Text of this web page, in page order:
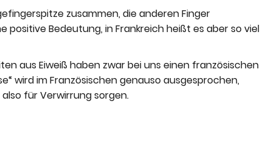
zusammen, die anderen Finger
positive Bedeutung, in Frankreich heißt es aber so viel
aus Eiweiß haben zwar bei uns einen französischen
wird im Französischen genauso ausgesprochen,
für Verwirrung sorgen.